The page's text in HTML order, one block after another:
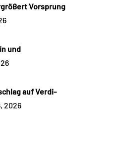
Vorsprung
und
auf Verdi-
2026